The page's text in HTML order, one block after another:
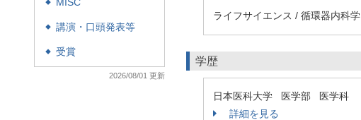
◆ MISC
◆ 講演・口頭発表等
◆ 受賞
2026/08/01 更新
ライフサイエンス / 循環器内科学
学歴
日本医科大学 医学部 医学科
詳細を見る